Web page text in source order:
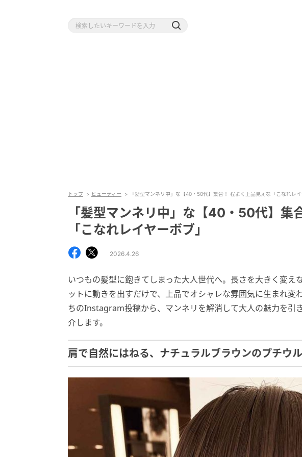
トップ ビューティー 「髪型マンネリ中」な【40・50代】集合！ 程よく上品見えな「こなれレイ
「髪型マンネリ中」な【40・50代】集
「こなれレイヤーボブ」
2026.4.26
いつもの髪型に飽きてしまった大人世代へ。長さを大きく変え
ットに動きを出すだけで、上品でオシャレな雰囲気に生まれ変
ちのInstagram投稿から、マンネリを解消して大人の魅力を引
介します。
肩で自然にはねる、ナチュラルブラウンのプチウ